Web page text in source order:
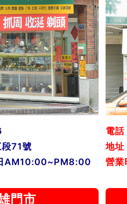
71號
AM10:00~PM8:00
電話
地址
營業
門市